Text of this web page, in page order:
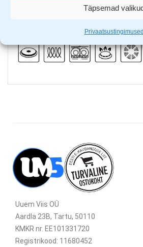
Täpsemad
Privaatsustingimused
Soojuse ühtlane juhtivus
Uuem Viis OÜ
Aardla 23B, Tartu, 50110
KMKR nr. EE101331720
Registrikood: 11680452